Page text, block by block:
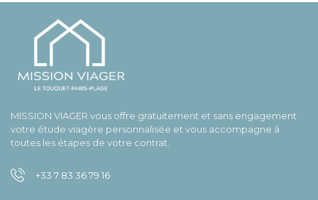
MISSION VIAGER vous offre gratuitement et sans engagement
votre étude viagère personnalisée et vous accompagne à
toutes les étapes de votre contrat.
+33 7 83 36 79 16